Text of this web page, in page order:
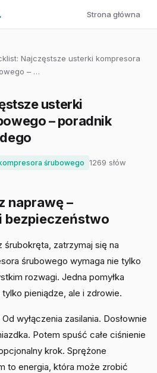
. Strona główna
Najczęstsze usterki kompresora
– …
usterki
– poradnik
śrubowego 1269 słów
naprawę –
bezpieczeństwo
zatrzymaj się na
śrubowego wymaga nie tylko
rozwagi. Jedna pomyłka
pieniądze, ale i zdrowie.
wyłączenia zasilania. Dosłownie
Potem spuść całe ciśnienie
krok. Sprężone
to energia, która może zrobić